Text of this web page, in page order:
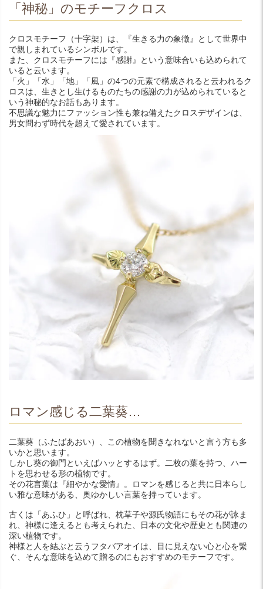
「神秘」のモチーフクロス
クロスモチーフ（十字架）は、『生きる力の象徴』として世界中
で親しまれているシンボルです。
また、クロスモチーフには『感謝』という意味合いも込められて
いると云います。
「火」「水」「地」「風」の4つの元素で構成されると云われるク
ロスは、生きとし生けるものたちの感謝の力が込められていると
いう神秘的なお話もあります。
不思議な魅力にファッション性も兼ね備えたクロスデザインは、
男女問わず時代を超えて愛されています。
ロマン感じる二葉葵…
二葉葵（ふたばあおい）、この植物を聞きなれないと言う方も多
いかと思います。
しかし葵の御門といえばハッとするはず。二枚の葉を持つ、ハー
トを思わせる形の植物です。
その花言葉は『細やかな愛情』。ロマンを感じると共に日本らし
い雅な意味がある、奥ゆかしい言葉を持っています。
古くは「あふひ」と呼ばれ、枕草子や源氏物語にもその花が詠ま
れ、神様に逢えるとも考えられた、日本の文化や歴史とも関連の
深い植物です。
神様と人を結ぶと云うフタバアオイは、目に見えない心と心を繋
ぐ、そんな意味を込めて贈るのにもおすすめのモチーフです。